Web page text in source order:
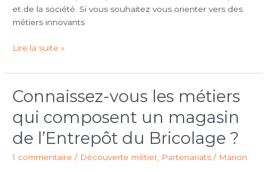
et de la société. Si vous souhaitez vous orienter vers des
métiers innovants
Lire la suite »
Connaissez-vous les métiers
qui composent un magasin
de l’Entrepôt du Bricolage ?
1 commentaire / Découverte métier, Partenariats / Marion
Connaissez-
vous
les
métiers
qui
composent